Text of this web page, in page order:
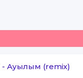
- Ауылым (remix)